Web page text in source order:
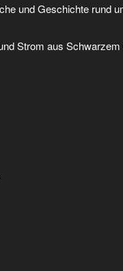
und Geschichte rund
Strom aus